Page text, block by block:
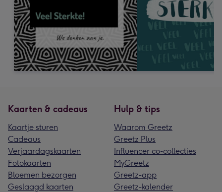
Kaarten & cadeaus
Kaartje sturen
Cadeaus
Verjaardagskaarten
Fotokaarten
Bloemen bezorgen
Geslaagd kaarten
Hulp & tips
Waarom Greetz
Greetz Plus
Influencer co-collecties
MyGreetz
Greetz-app
Greetz-kalender